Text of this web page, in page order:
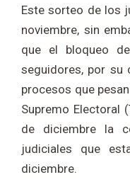
Este sorteo de los
noviembre, sin
que el bloqueo
seguidores, por su
procesos que
Supremo Electoral
de diciembre la
judiciales que
diciembre.